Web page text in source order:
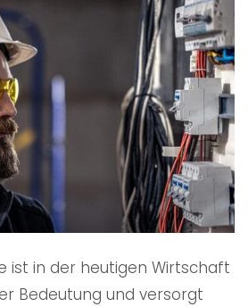
ist in der heutigen Wirtschaft
Bedeutung und versorgt